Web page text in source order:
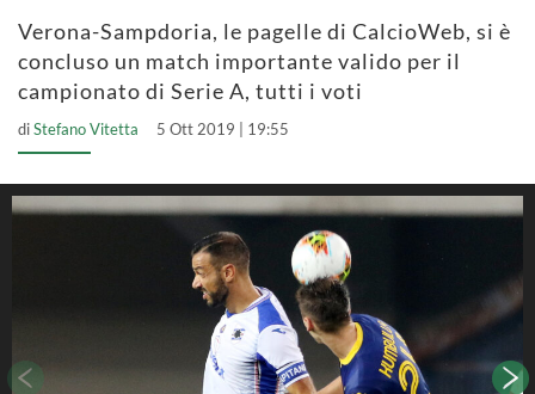
Verona-Sampdoria, le pagelle di CalcioWeb, si è
concluso un match importante valido per il
campionato di Serie A, tutti i voti
diStefano Vitetta 5 Ott 2019 | 19:55